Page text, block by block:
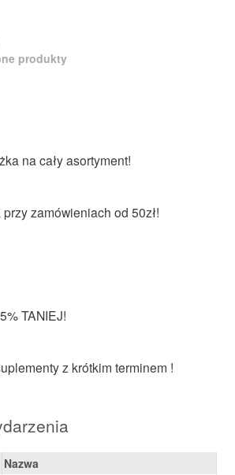
produkty
na cały asortyment!
przy zamówieniach od 50zł!
TANIEJ!
z krótkim terminem !
Nazwa